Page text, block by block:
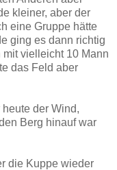
kleiner, aber der
eine Gruppe hätte
ging es dann richtig
vielleicht 10 Mann
das Feld aber
der Wind,
Berg hinauf war
die Kuppe wieder